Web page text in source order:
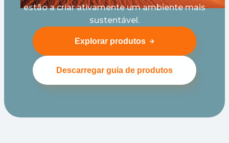
estão a criar ativamente um ambiente mais
sustentável.
Explorar produtos
Descarregar guia de produtos